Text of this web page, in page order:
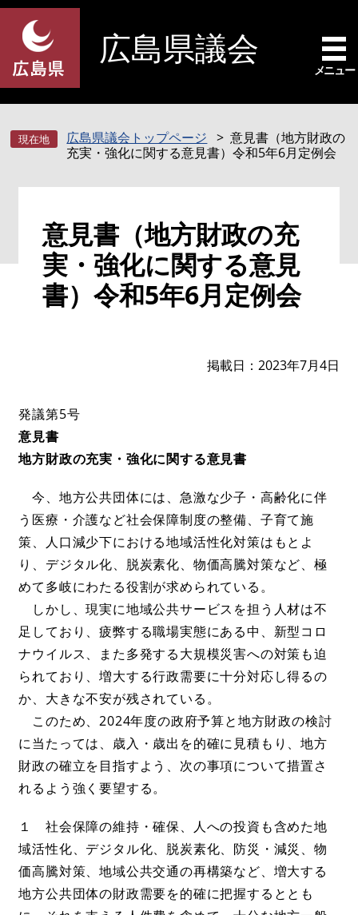
ペ
先
頭
す
メ
を
飛
し
広島県議会
メニュー
広島県議会トップページ
意見書（地方財政の
充実・強化に関する意見書）令和5年6月定例会
意見書（地方財政の充
実・強化に関する意見
書）令和5年6月定例会
掲載日 2023年7月4日
発議第5号
意見書
地方財政の充実・強化に関する意見書
今、地方公共団体には、急激な少子・高齢化に伴
う医療・介護など社会保障制度の整備、子育て施
策、人口減少下における地域活性化対策はもとよ
り、デジタル化、脱炭素化、物価高騰対策など、極
めて多岐にわたる役割が求められている。
しかし、現実に地域公共サービスを担う人材は不
足しており、疲弊する職場実態にある中、新型コロ
ナウイルス、また多発する大規模災害への対策も迫
られており、増大する行政需要に十分対応し得るの
か、大きな不安が残されている。
このため、2024年度の政府予算と地方財政の検討
に当たっては、歳入・歳出を的確に見積もり、地方
財政の確立を目指すよう、次の事項について措置さ
れるよう強く要望する。
１ 社会保障の維持・確保、人への投資も含めた地
域活性化、デジタル化、脱炭素化、防災・減災、物
価高騰対策、地域公共交通の再構築など、増大する
地方公共団体の財政需要を的確に把握するととも